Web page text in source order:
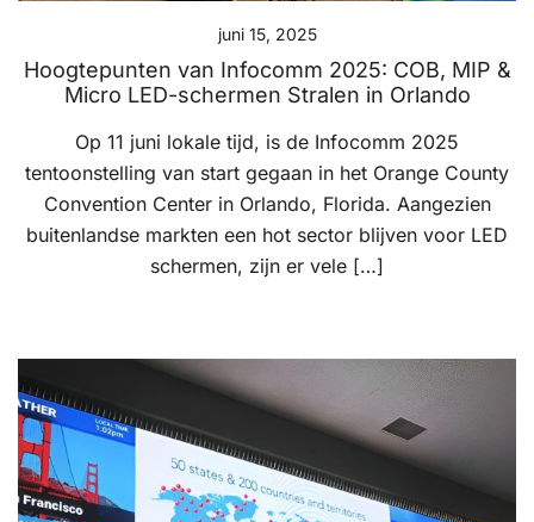
juni 15, 2025
Hoogtepunten van Infocomm 2025: COB, MIP &
Micro LED-schermen Stralen in Orlando
Op 11 juni lokale tijd, is de Infocomm 2025
tentoonstelling van start gegaan in het Orange County
Convention Center in Orlando, Florida. Aangezien
buitenlandse markten een hot sector blijven voor LED
schermen, zijn er vele […]